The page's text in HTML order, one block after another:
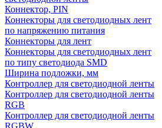
Коннектор, PIN
Коннекторы для светодиодных лент
по напряжению питания
Коннекторы для лент
Коннекторы для светодиодных лент
по типу светодиода SMD
Ширина подложки, мм
Контроллер для светодиодной ленты
Контроллер для светодиодной ленты
RGB
Контроллер для светодиодной ленты
RGBW